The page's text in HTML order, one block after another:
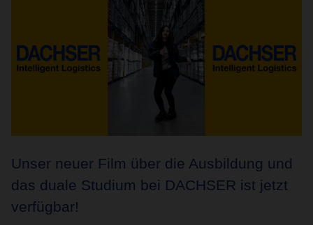
Unser neuer Film über die Ausbildung und
das duale Studium bei DACHSER ist jetzt
verfügbar!